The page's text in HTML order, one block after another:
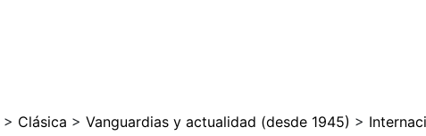
> Clásica > Vanguardias y actualidad (desde 1945) >